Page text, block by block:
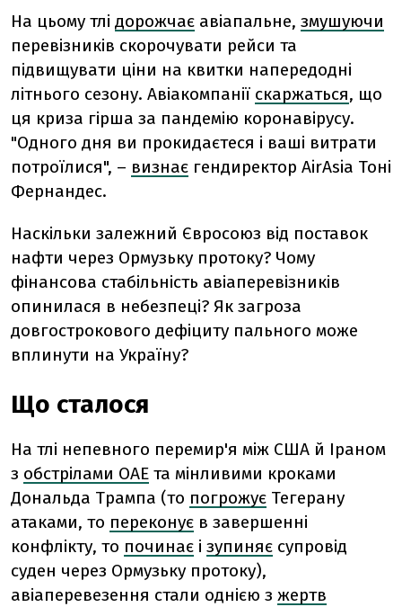
На цьому тлі дорожчає авіапальне, змушуючи
перевізників скорочувати рейси та
підвищувати ціни на квитки напередодні
літнього сезону. Авіакомпанії скаржаться, що
ця криза гірша за пандемію коронавірусу.
"Одного дня ви прокидаєтеся і ваші витрати
потроїлися", – визнає гендиректор AirAsia Тоні
Фернандес.
Наскільки залежний Євросоюз від поставок
нафти через Ормузьку протоку? Чому
фінансова стабільність авіаперевізників
опинилася в небезпеці? Як загроза
довгострокового дефіциту пального може
вплинути на Україну?
Що сталося
На тлі непевного перемир'я між США й Іраном
з обстрілами ОАЕ та мінливими кроками
Дональда Трампа (то погрожує Тегерану
атаками, то переконує в завершенні
конфлікту, то починає і зупиняє супровід
суден через Ормузьку протоку),
авіаперевезення стали однією з жертв